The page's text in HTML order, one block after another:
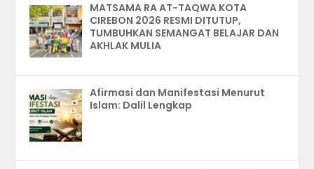
MATSAMA RA AT-TAQWA KOTA
CIREBON 2026 RESMI DITUTUP,
TUMBUHKAN SEMANGAT BELAJAR DAN
AKHLAK MULIA
Afirmasi dan Manifestasi Menurut
Islam: Dalil Lengkap